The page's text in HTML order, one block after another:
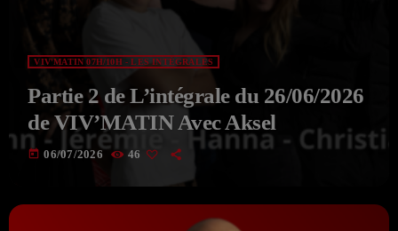
VIV'MATIN 07H/10H - LES INTÉGRALES
Partie 2 de L’intégrale du 26/06/2026
de VIV’MATIN Avec Aksel
today 06/07/2026 46